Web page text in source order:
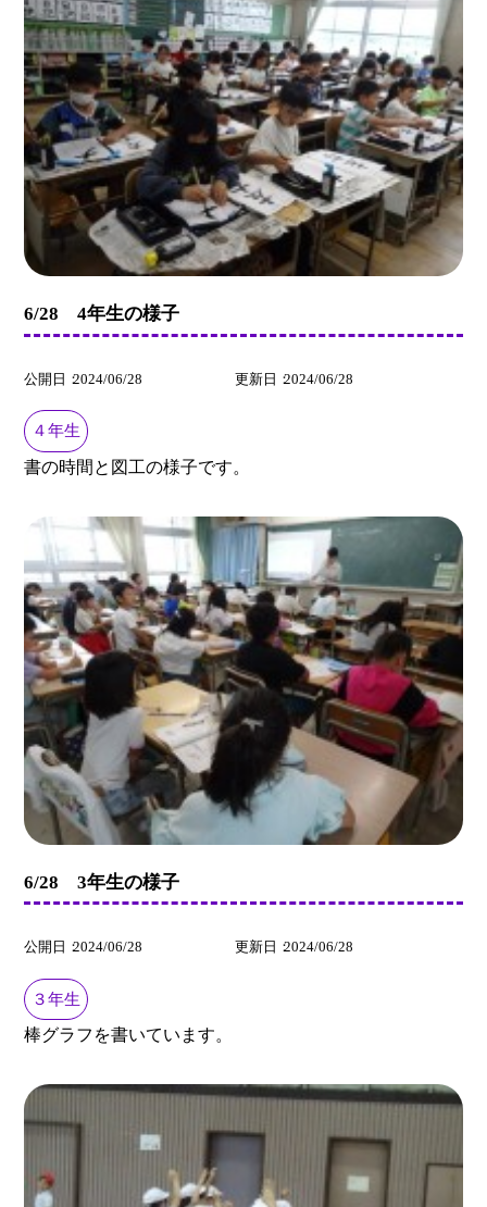
6/28 4年生の様子
公開日 2024/06/28 更新日 2024/06/28
４年生
書の時間と図工の様子です。
6/28 3年生の様子
公開日 2024/06/28 更新日 2024/06/28
３年生
棒グラフを書いています。